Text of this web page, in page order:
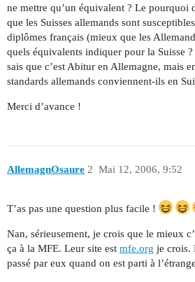
ne mettre qu’un équivalent ? Le pourquoi
que les Suisses allemands sont
diplômes français (mieux que les
quels équivalents indiquer pour la Suisse
sais que c’est Abitur en Allemagne, mais
standards allemands conviennent-ils en
Merci d’avance !
AllemagnOsaure Mai 12, 2006, 9:52
2
T’as pas une question plus facile !
Nan, sérieusement, je crois que le mieux
ça à la MFE. Leur site est mfe.org je crois.
passé par eux quand on est parti à